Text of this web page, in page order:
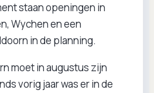
staan openingen in
Wychen en een
in de planning.
moet in augustus zijn
vorig jaar was er in de